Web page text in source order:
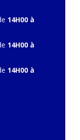
14H00 à
14H00 à
14H00 à